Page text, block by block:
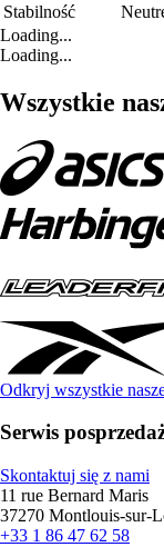
Stabilność
Loading...
Loading...
Wszystkie
Odkryj wszystkie
Serwis
Skontaktuj się z nami
11 rue Bernard Maris
37270 Montlouis-sur-
+33 1 86 47 62 58